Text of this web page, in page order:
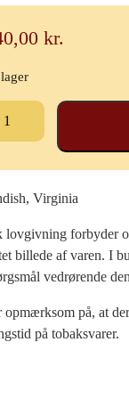
kr.
Virginia
lovgivning forbyder
billede af varen. I
vedrørende
opmærksom på, at
på tobaksvarer.